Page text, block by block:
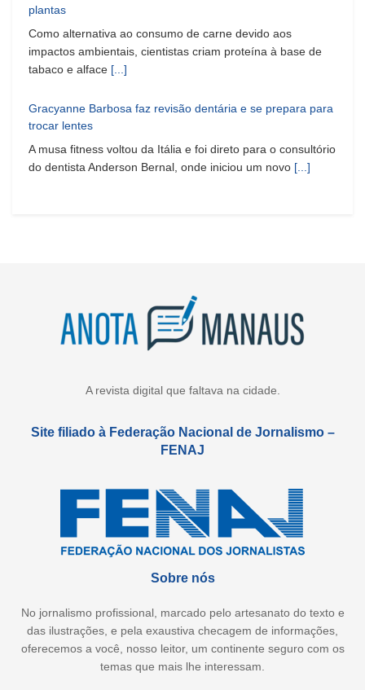
plantas
Como alternativa ao consumo de carne devido aos
impactos ambientais, cientistas criam proteína à base de
tabaco e alface [...]
Gracyanne Barbosa faz revisão dentária e se prepara para
trocar lentes
A musa fitness voltou da Itália e foi direto para o consultório
do dentista Anderson Bernal, onde iniciou um novo [...]
A revista digital que faltava na cidade.
Site filiado à Federação Nacional de Jornalismo –
FENAJ
Sobre nós
No jornalismo profissional, marcado pelo artesanato do texto e
das ilustrações, e pela exaustiva checagem de informações,
oferecemos a você, nosso leitor, um continente seguro com os
temas que mais lhe interessam.